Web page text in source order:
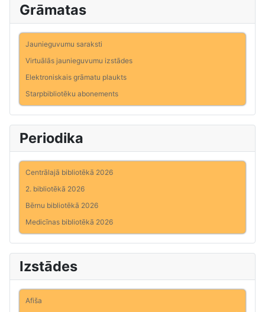
Grāmatas
Jaunieguvumu saraksti
Virtuālās jaunieguvumu izstādes
Elektroniskais grāmatu plaukts
Starpbibliotēku abonements
Periodika
Centrālajā bibliotēkā 2026
2. bibliotēkā 2026
Bērnu bibliotēkā 2026
Medicīnas bibliotēkā 2026
Izstādes
Afiša